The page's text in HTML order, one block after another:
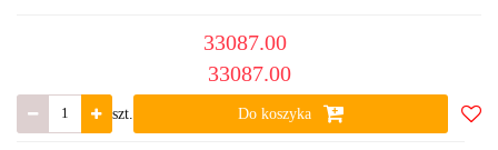
33087.00
33087.00
szt. Do koszyka